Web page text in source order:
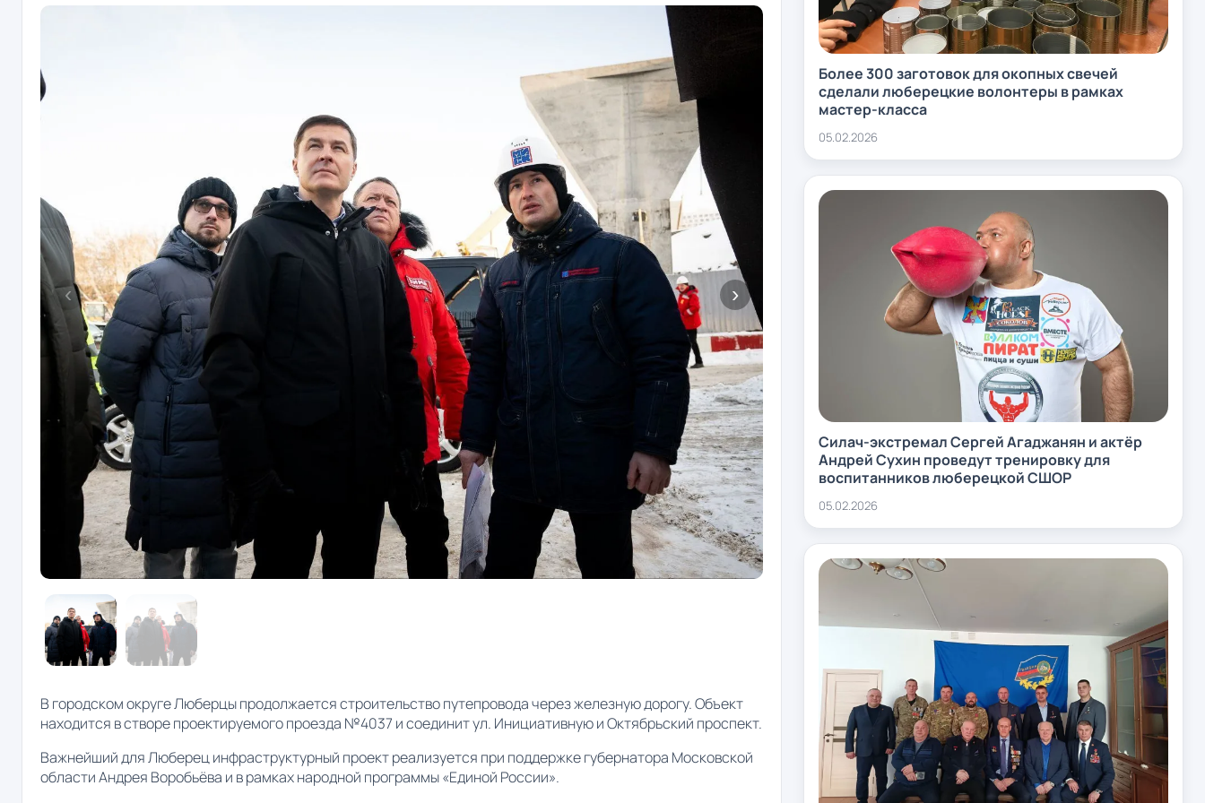
В городском округе Люберцы продолжается строительство путепровода через железную дорогу. Объект
находится в створе проектируемого проезда №4037 и соединит ул. Инициативную и Октябрьский проспект.
Важнейший для Люберец инфраструктурный проект реализуется при поддержке губернатора Московской
области Андрея Воробьёва и в рамках народной программы «Единой России».
Более 300 заготовок для окопных свечей
сделали люберецкие волонтеры в рамках
мастер-класса
05.02.2026
Силач-экстремал Сергей Агаджанян и актёр
Андрей Сухин проведут тренировку для
воспитанников люберецкой СШОР
05.02.2026